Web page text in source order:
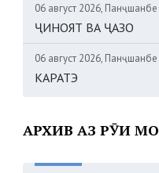
06 август 2026, Панҷшанбе
ҶИНОЯТ ВА ҶАЗО
06 август 2026, Панҷшанбе
КАРАТЭ
АРХИВ АЗ РӮИ МОҲ